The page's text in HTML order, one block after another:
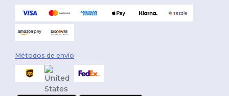
Métodos de envío